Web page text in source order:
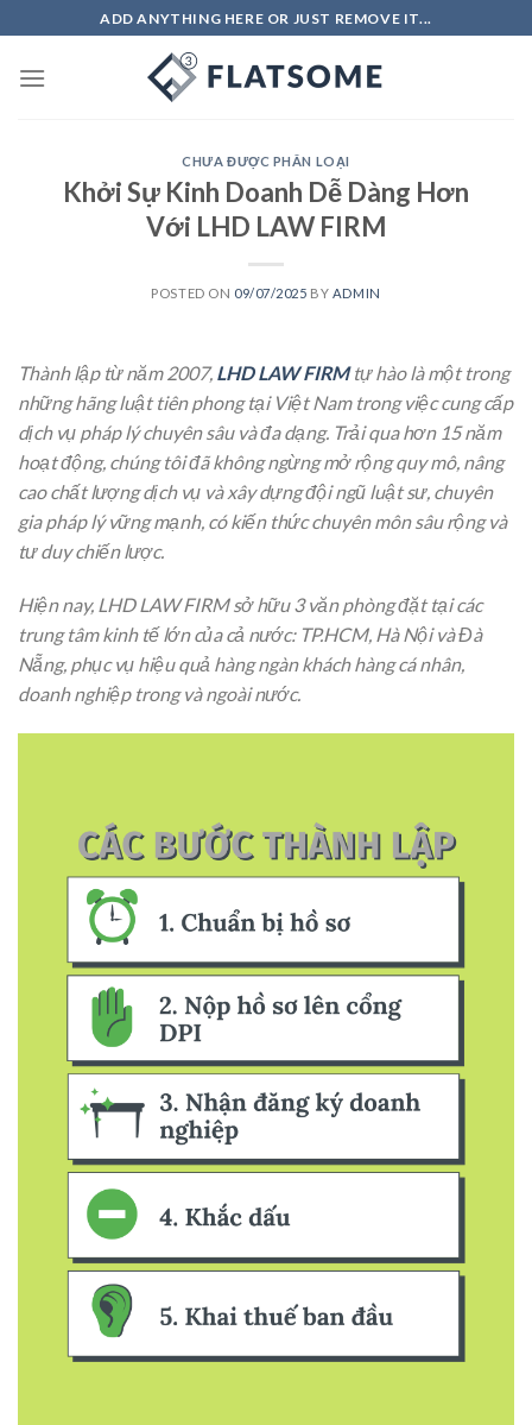
to
content
ADD ANYTHING HERE OR JUST REMOVE IT...
CHƯA ĐƯỢC PHÂN LOẠI
Khởi Sự Kinh Doanh Dễ Dàng Hơn
Với LHD LAW FIRM
POSTED ON 09/07/2025 BY ADMIN
Thành lập từ năm 2007, LHD LAW FIRM tự hào là một trong
những hãng luật tiên phong tại Việt Nam trong việc cung cấp
dịch vụ pháp lý chuyên sâu và đa dạng. Trải qua hơn 15 năm
hoạt động, chúng tôi đã không ngừng mở rộng quy mô, nâng
cao chất lượng dịch vụ và xây dựng đội ngũ luật sư, chuyên
gia pháp lý vững mạnh, có kiến thức chuyên môn sâu rộng và
tư duy chiến lược.
Hiện nay, LHD LAW FIRM sở hữu 3 văn phòng đặt tại các
trung tâm kinh tế lớn của cả nước: TP.HCM, Hà Nội và Đà
Nẵng, phục vụ hiệu quả hàng ngàn khách hàng cá nhân,
doanh nghiệp trong và ngoài nước.